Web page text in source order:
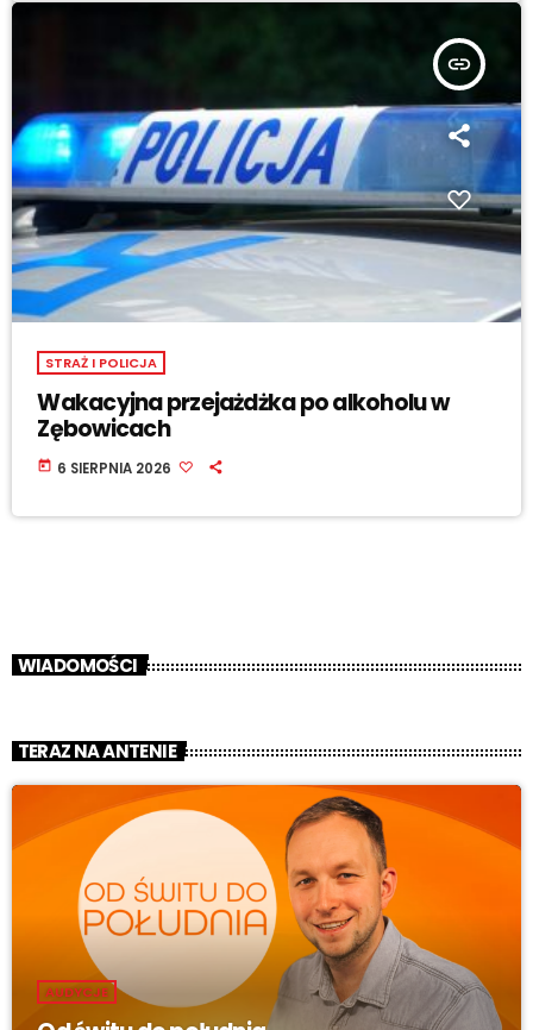
insert_link
STRAŻ I POLICJA
Wakacyjna przejażdżka po alkoholu w
Zębowicach
today 6 SIERPNIA 2026
WIADOMOŚCI
TERAZ NA ANTENIE
AUDYCJE